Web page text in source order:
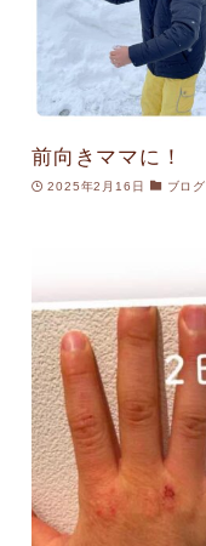
前向きママに！
2025年2月16日 ブログ